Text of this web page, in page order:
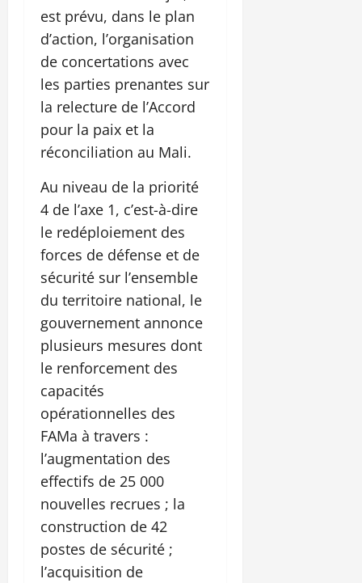
est prévu, dans le plan
d’action, l’organisation
de concertations avec
les parties prenantes sur
la relecture de l’Accord
pour la paix et la
réconciliation au Mali.
Au niveau de la priorité
4 de l’axe 1, c’est-à-dire
le redéploiement des
forces de défense et de
sécurité sur l’ensemble
du territoire national, le
gouvernement annonce
plusieurs mesures dont
le renforcement des
capacités
opérationnelles des
FAMa à travers :
l’augmentation des
effectifs de 25 000
nouvelles recrues ; la
construction de 42
postes de sécurité ;
l’acquisition de